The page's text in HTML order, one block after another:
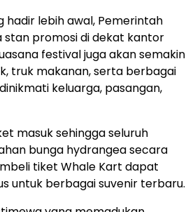
hadir lebih awal, Pemerintah
stan promosi di dekat kantor
festival juga akan semakin
truk makanan, serta berbagai
keluarga, pasangan,
masuk sehingga seluruh
bunga hydrangea secara
tiket Whale Kart dapat
untuk berbagai suvenir terbaru.